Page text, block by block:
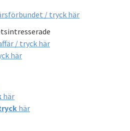
/ tryck här
/ tryck här
här
här
här